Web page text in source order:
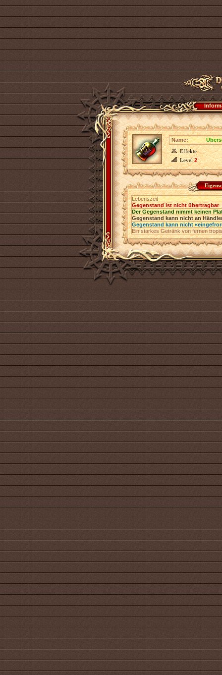
Name:
Effekte
Level2
Lebenszeit
Gegenstand ist nicht übertragbar
Der Gegenstand nimmt keinen
Gegenstand kann nicht an
Gegenstand kann nicht
Ein starkes Getränk von fernen